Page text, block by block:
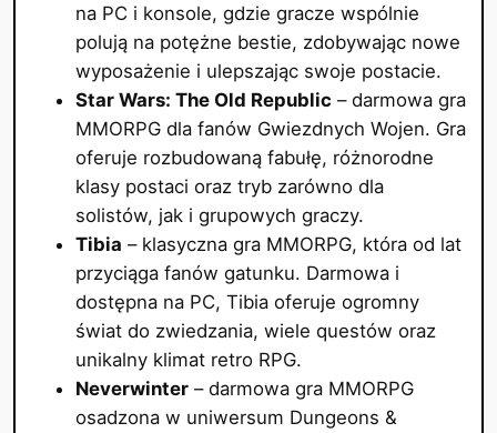
na PC i konsole, gdzie gracze wspólnie
polują na potężne bestie, zdobywając nowe
wyposażenie i ulepszając swoje postacie.
Star Wars: The Old Republic – darmowa gra
MMORPG dla fanów Gwiezdnych Wojen. Gra
oferuje rozbudowaną fabułę, różnorodne
klasy postaci oraz tryb zarówno dla
solistów, jak i grupowych graczy.
Tibia – klasyczna gra MMORPG, która od lat
przyciąga fanów gatunku. Darmowa i
dostępna na PC, Tibia oferuje ogromny
świat do zwiedzania, wiele questów oraz
unikalny klimat retro RPG.
Neverwinter– darmowa gra MMORPG
osadzona w uniwersum Dungeons &